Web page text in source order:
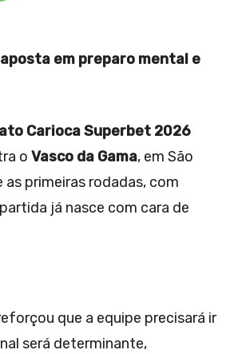
em preparo mental e
Carioca Superbet 2026
o Vasco da Gama, em São
primeiras rodadas, com
já nasce com cara de
que a equipe precisará ir
será determinante,